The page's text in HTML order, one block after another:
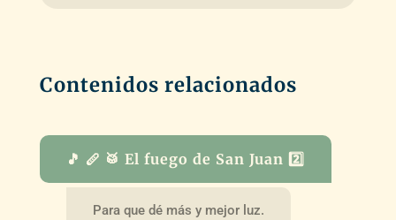
Contenidos relacionados
🎵 🪈 🥁 El fuego de San Juan 2️⃣
Para que dé más y mejor luz.